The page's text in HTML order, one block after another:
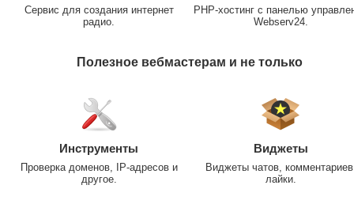
Сервис для создания интернет
радио.
PHP-хостинг с панелью
Webserv24.
Полезное вебмастерам и не только
Инструменты
Проверка доменов, IP-адресов и
другое.
Виджеты
Виджеты чатов,
лайки.